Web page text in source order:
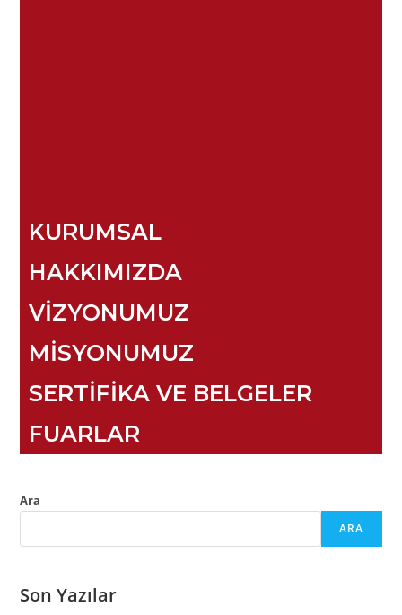
KURUMSAL
HAKKIMIZDA
VİZYONUMUZ
MİSYONUMUZ
SERTİFİKA VE BELGELER
FUARLAR
Ara
ARA
Son Yazılar